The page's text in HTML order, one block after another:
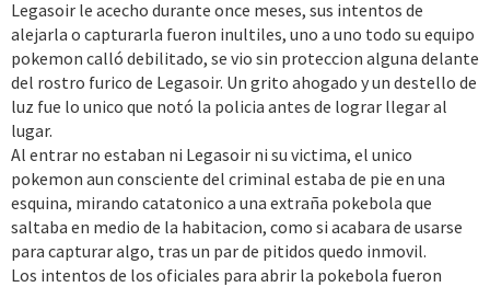
Legasoir le acecho durante once meses, sus intentos de
alejarla o capturarla fueron inultiles, uno a uno todo su equipo
pokemon calló debilitado, se vio sin proteccion alguna delante
del rostro furico de Legasoir. Un grito ahogado y un destello de
luz fue lo unico que notó la policia antes de lograr llegar al
lugar.
Al entrar no estaban ni Legasoir ni su victima, el unico
pokemon aun consciente del criminal estaba de pie en una
esquina, mirando catatonico a una extraña pokebola que
saltaba en medio de la habitacion, como si acabara de usarse
para capturar algo, tras un par de pitidos quedo inmovil.
Los intentos de los oficiales para abrir la pokebola fueron